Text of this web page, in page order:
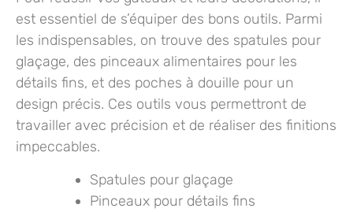
est essentiel de s’équiper des bons outils. Parmi
les indispensables, on trouve des spatules pour
glaçage, des pinceaux alimentaires pour les
détails fins, et des poches à douille pour un
design précis. Ces outils vous permettront de
travailler avec précision et de réaliser des finitions
impeccables.
Spatules pour glaçage
Pinceaux pour détails fins